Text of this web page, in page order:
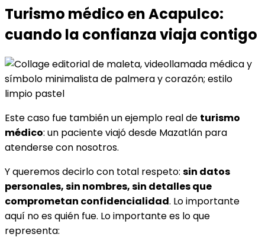
Turismo médico en Acapulco:
cuando la confianza viaja contigo
Este caso fue también un ejemplo real de turismo
médico: un paciente viajó desde Mazatlán para
atenderse con nosotros.
Y queremos decirlo con total respeto: sin datos
personales, sin nombres, sin detalles que
comprometan confidencialidad. Lo importante
aquí no es quién fue. Lo importante es lo que
representa: